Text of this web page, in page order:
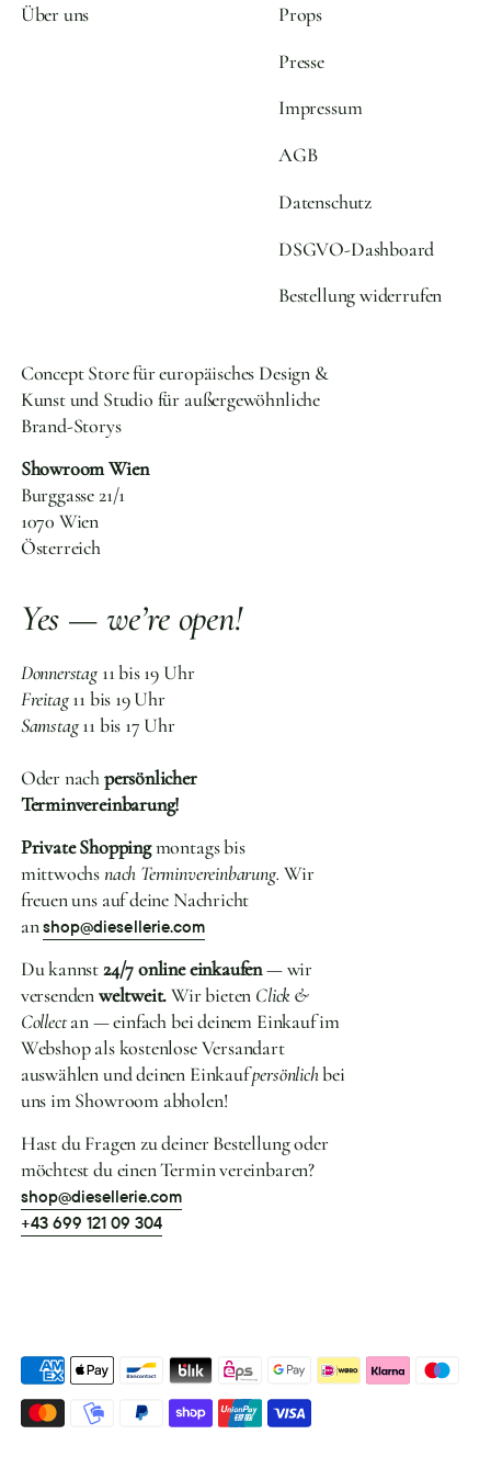
Über uns
Props
Presse
Impressum
AGB
Datenschutz
DSGVO-Dashboard
Bestellung widerrufen
Concept Store für europäisches Design &
Kunst und Studio für außergewöhnliche
Brand-Storys
Showroom Wien
Burggasse 21/1
1070 Wien
Österreich
Yes — we’re open!
Donnerstag11 bis 19 Uhr
Freitag11 bis 19 Uhr
Samstag11 bis 17 Uhr
Oder nachpersönlicher
Terminvereinbarung!
Private Shoppingmontags bis
mittwochsnach Terminvereinbarung. Wir
freuen uns auf deine Nachricht
anshop@diesellerie.com
Du kannst24/7 online einkaufen— wir
versendenweltweit.Wir bieten Click &
Collectan — einfach bei deinem Einkauf im
Webshop als kostenlose Versandart
auswählen und deinen Einkaufpersönlichbei
uns im Showroom abholen!
Hast du Fragen zu deiner Bestellung oder
möchtest du einen Termin vereinbaren?
shop@diesellerie.com
+43 699 121 09 304
Akzeptierte